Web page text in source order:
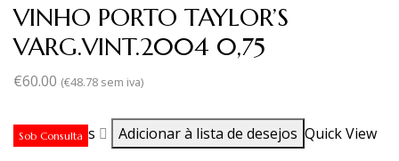
VINHO PORTO TAYLOR’S
VARG.VINT.2004 0,75
€60.00 (€48.78 sem iva)
Sob Consulta
Ler mais Adicionar à lista de desejos Quick View